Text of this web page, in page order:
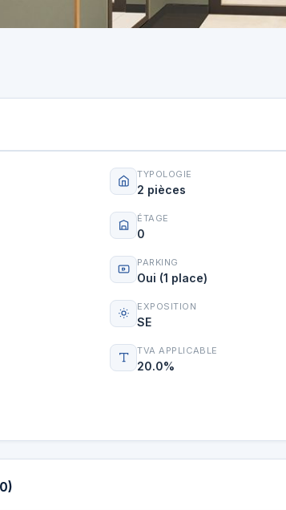
TYPOLOGIE
2 pièces
ÉTAGE
0
PARKING
Oui (1 place)
EXPOSITION
SE
TVA APPLICABLE
20.0%